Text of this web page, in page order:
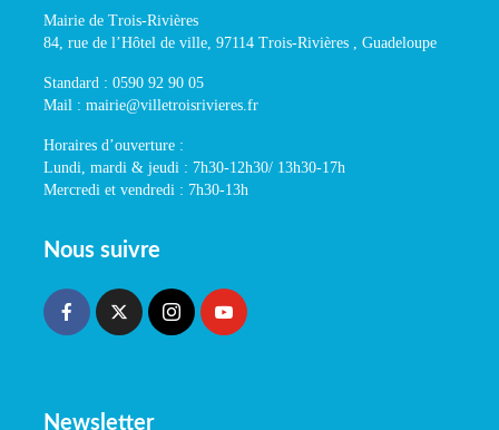
Mairie de Trois-Rivières
84, rue de l’Hôtel de ville, 97114 Trois-Rivières , Guadeloupe
Standard : 0590 92 90 05
Mail : mairie@villetroisrivieres.fr
Horaires d’ouverture :
Lundi, mardi & jeudi : 7h30-12h30/ 13h30-17h
Mercredi et vendredi : 7h30-13h
Nous suivre
Newsletter